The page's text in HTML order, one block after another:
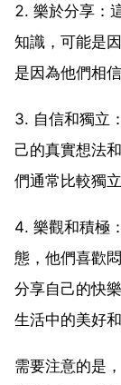
2. 樂於分享：
知識，可能是
是因為他們相
3. 自信和獨立
己的真實想法
們通常比較獨
4. 樂觀和積極
態，他們喜歡
分享自己的快
生活中的美好和
需要注意的是